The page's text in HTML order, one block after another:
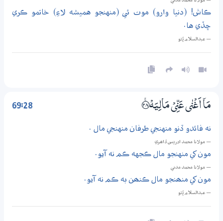
ڪاش! (دنيا وارو) موت ئي (منهنجو هميشه لاءِ) خاتمو ڪري
ڇڏي ها.
— عبدالسلام ڀُٽو
69:28 مَآ اَغْنٰى عَنِّيْ مَالِيَهْ ؀ۚ28
نه فائدو ڏنو منهنجي طرفان منهنجي مال .
— مولانا محمد ادريس ڏاھري
مون کي منهنجو مال ڪجهه ڪم نه آيو.
— مولانا محمد مدني
مون کي منھنجو مال ڪنھن به ڪم نه آيو.
— عبدالسلام ڀُٽو